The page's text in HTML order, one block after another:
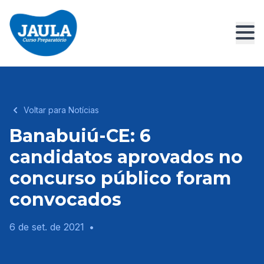
Voltar para Notícias
Banabuiú-CE: 6
candidatos aprovados no
concurso público foram
convocados
6 de set. de 2021 •